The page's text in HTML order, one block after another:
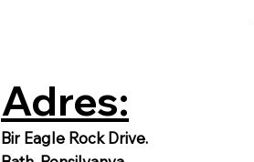
Adres:
Bir Eagle Rock Drive.